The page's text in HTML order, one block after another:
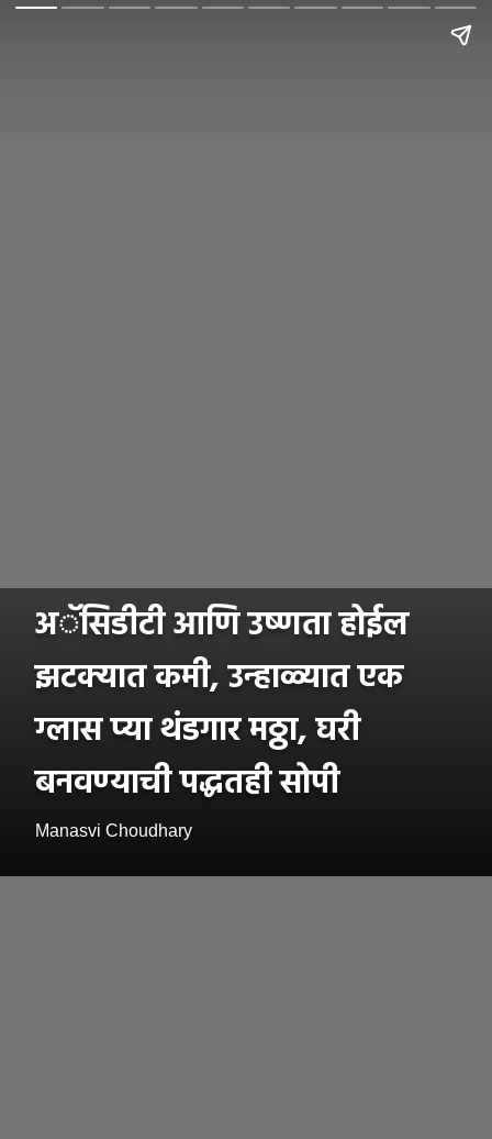
अॅसिडीटी आणि उष्णता होईल
झटक्यात कमी, उन्हाळ्यात एक
ग्लास प्या थंडगार मठ्ठा, घरी
बनवण्याची पद्धतही सोपी
Manasvi Choudhary